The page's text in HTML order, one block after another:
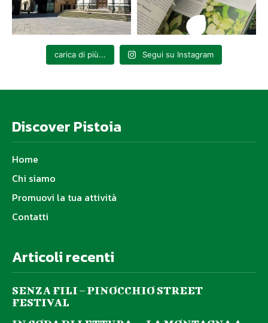
carica di più... Segui su Instagram
Discover Pistoia
Home
Chi siamo
Promuovi la tua attività
Contatti
Articoli recenti
SENZA FILI – PINOCCHIO STREET
FESTIVAL